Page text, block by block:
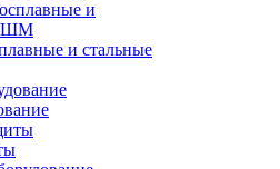
и стальные